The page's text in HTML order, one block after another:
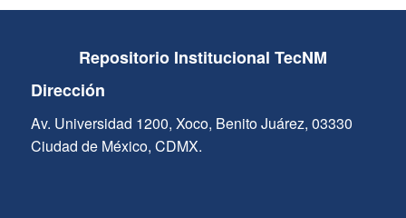
Repositorio Institucional TecNM
Dirección
Av. Universidad 1200, Xoco, Benito Juárez, 03330
Ciudad de México, CDMX.